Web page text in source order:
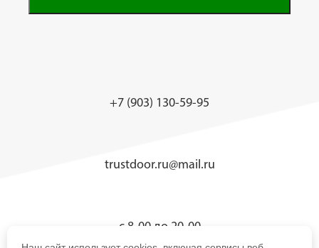
+7 (903) 130-59-95
trustdoor.ru@mail.ru
с 8-00 до 20-00